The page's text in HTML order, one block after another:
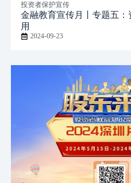
投资者保护宣传
金融教育宣传月丨专题五
用
2024-09-23